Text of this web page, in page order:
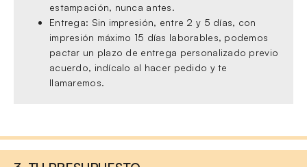
estampación, nunca antes.
Entrega: Sin impresión, entre 2 y 5 días, con
impresión máximo 15 días laborables, podemos
pactar un plazo de entrega personalizado previo
acuerdo, indícalo al hacer pedido y te
llamaremos.